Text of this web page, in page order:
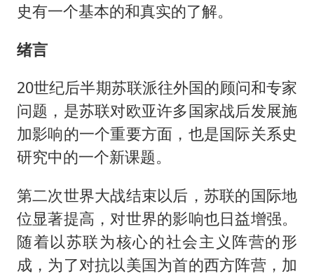
史有一个基本的和真实的了解。
绪言
20世纪后半期苏联派往外国的顾问和专家
问题，是苏联对欧亚许多国家战后发展施
加影响的一个重要方面，也是国际关系史
研究中的一个新课题。
第二次世界大战结束以后，苏联的国际地
位显著提高，对世界的影响也日益增强。
随着以苏联为核心的社会主义阵营的形
成，为了对抗以美国为首的西方阵营，加